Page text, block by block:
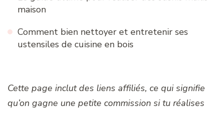
maison
Comment bien nettoyer et entretenir ses
ustensiles de cuisine en bois
Cette page inclut des liens affiliés, ce qui signifie
qu’on gagne une petite commission si tu réalises